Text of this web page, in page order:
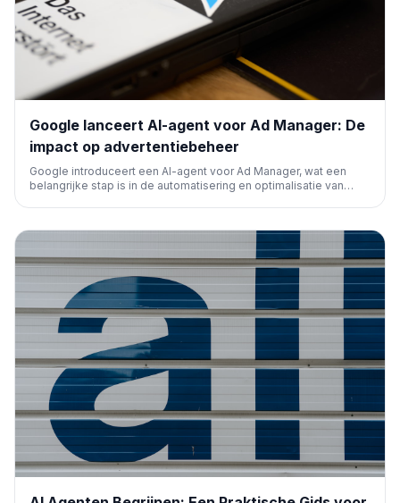
Google lanceert AI-agent voor Ad Manager: De
impact op advertentiebeheer
Google introduceert een AI-agent voor Ad Manager, wat een
belangrijke stap is in de automatisering en optimalisatie van
verbeteren door middel van geavanceerde AI-functionaliteiten.